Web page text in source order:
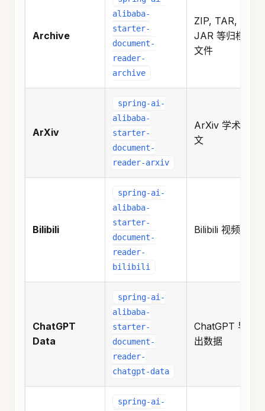
Archive
alibaba-
starter-
document-
reader-
archive
ZIP, TAR,
JAR 等归档
文件
ArXiv
spring-ai-
alibaba-
starter-
document-
reader-arxiv
ArXiv 学术论
文
Bilibili
spring-ai-
alibaba-
starter-
document-
reader-
bilibili
Bilibili 视频
ChatGPT
Data
spring-ai-
alibaba-
starter-
document-
reader-
chatgpt-data
ChatGPT 导
出数据
spring-ai-